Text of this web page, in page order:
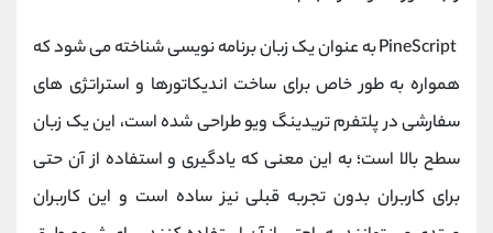
PineScriptبه عنوان یک زبان برنامه‌ نویسی شناخته می شود که
همواره به طور خاص برای ساخت اندیکاتورها و استراتژی‌ های
سفارشی در پلتفرم تریدینگ ویو طراحی شده است، این یک زبان
سطح بالا است؛ به این معنی که یادگیری و استفاده از آن حتی
برای کاربران بدون تجربه قبلی نیز ساده است و این کاربران